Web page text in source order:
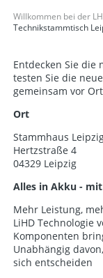
Willkommen bei der
Technikstammtisch
Entdecken Sie die
testen Sie die
gemeinsam vor
Ort
Stammhaus
Hertzstraße 4
04329 Leipzig
Alles in Akku -
Mehr Leistung,
LiHD Technologie
Komponenten
Unabhängig
sich entscheiden